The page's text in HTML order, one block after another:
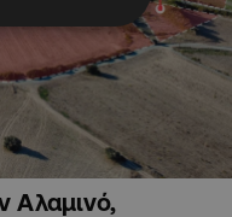
Αλαμινό,